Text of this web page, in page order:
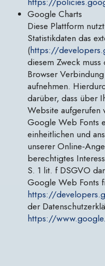
Google Charts
Diese Plattform
Statistikdaten das
(https://
diesem Zweck
Browser
aufnehmen.
darüber, dass über
Website aufgerufen
Google Web Fonts
einheitlichen und
unserer Online-
berechtigtes
S. 1 lit. f DSGVO
Google Web Fonts
https://
der
https://